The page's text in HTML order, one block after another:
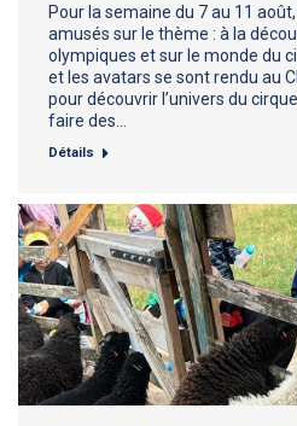
Pour la semaine du 7 au 11
amusés sur le thème : à la
olympiques et sur le monde du
et les avatars se sont rendu au
pour découvrir l’univers du
faire des…
Détails